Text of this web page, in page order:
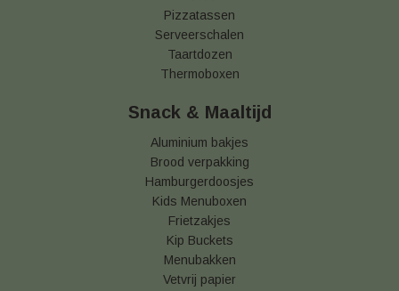
Pizzatassen
Serveerschalen
Taartdozen
Thermoboxen
Snack & Maaltijd
Aluminium bakjes
Brood verpakking
Hamburgerdoosjes
Kids Menuboxen
Frietzakjes
Kip Buckets
Menubakken
Vetvrij papier